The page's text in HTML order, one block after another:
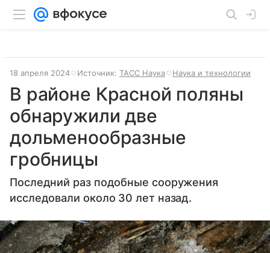
18 апреля 2024 Источник: ТАСС Наука Наука и технологии
В районе Красной поляны
обнаружили две
дольменообразные
гробницы
Последний раз подобные сооружения
исследовали около 30 лет назад.